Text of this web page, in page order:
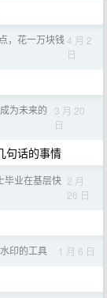
，花一万块钱 4 月 2
日
为未来的
3 月 20
日
句话的事情
毕业在基层快 2 月
26 日
印的工具 1 月 6 日